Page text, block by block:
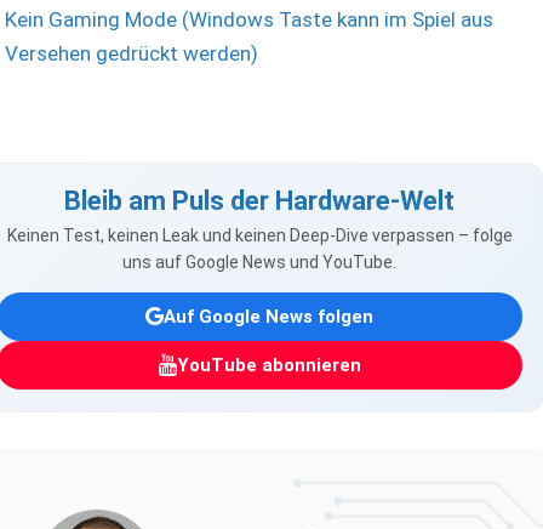
Kein Gaming Mode (Windows Taste kann im Spiel aus
Versehen gedrückt werden)
Bleib am Puls der Hardware-Welt
Keinen Test, keinen Leak und keinen Deep-Dive verpassen – folge
uns auf Google News und YouTube.
Auf Google News folgen
YouTube abonnieren